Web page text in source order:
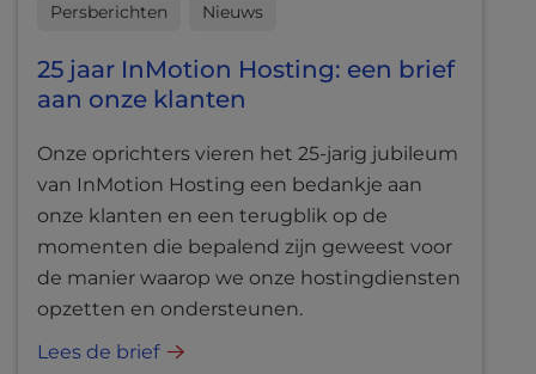
Persberichten Nieuws
25 jaar InMotion Hosting: een brief
aan onze klanten
Onze oprichters vieren het 25-jarig jubileum
van InMotion Hosting een bedankje aan
onze klanten en een terugblik op de
momenten die bepalend zijn geweest voor
de manier waarop we onze hostingdiensten
opzetten en ondersteunen.
Lees de brief